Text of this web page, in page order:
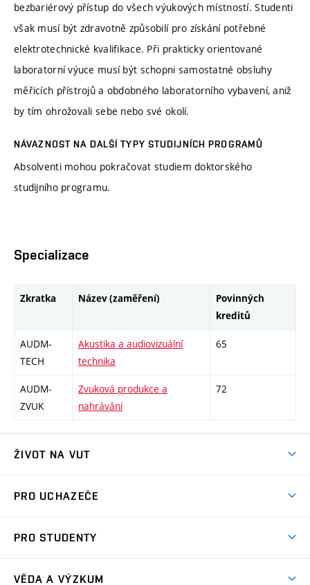
bezbariérový přístup do všech výukových místností. Studenti
však musí být zdravotně způsobilí pro získání potřebné
elektrotechnické kvalifikace. Při prakticky orientované
laboratorní výuce musí být schopni samostatné obsluhy
měřicích přístrojů a obdobného laboratorního vybavení, aniž
by tím ohrožovali sebe nebo své okolí.
NÁVAZNOST NA DALŠÍ TYPY STUDIJNÍCH PROGRAMŮ
Absolventi mohou pokračovat studiem doktorského
studijního programu.
Specializace
Zkratka Název (zaměření)
Povinných
kreditů
AUDM-
TECH
Akustika a audiovizuální
technika
65
AUDM-
ZVUK
Zvuková produkce a
nahrávání
72
ŽIVOT NA VUT
Koleje
Sport na VUT
PRO UCHAZEČE
Dny otevřených dveří
PRO STUDENTY
VĚDA A VÝZKUM